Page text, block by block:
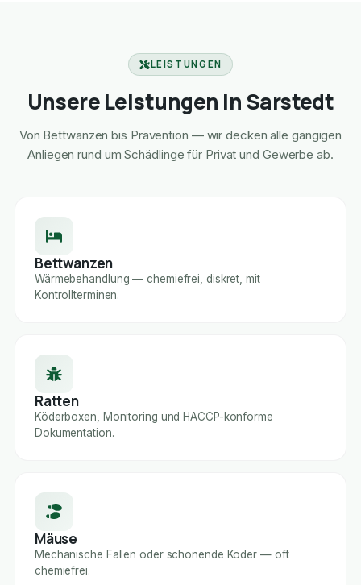
LEISTUNGEN
Unsere Leistungen in Sarstedt
Von Bettwanzen bis Prävention — wir decken alle gängigen
Anliegen rund um Schädlinge für Privat und Gewerbe ab.
Bettwanzen
Wärmebehandlung — chemiefrei, diskret, mit
Kontrollterminen.
Ratten
Köderboxen, Monitoring und HACCP-konforme
Dokumentation.
Mäuse
Mechanische Fallen oder schonende Köder — oft
chemiefrei.